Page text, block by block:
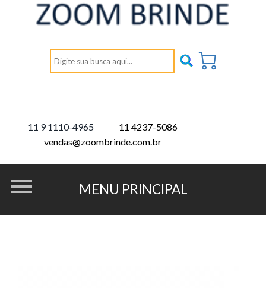
11 9 1110-4965
11 4237-5086
vendas@zoombrinde.com.br